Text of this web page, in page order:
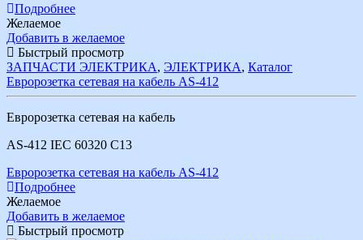
Подробнее
Желаемое
Добавить в желаемое
Быстрый просмотр
ЗАПЧАСТИ ЭЛЕКТРИКА, ЭЛЕКТРИКА, Каталог
Евророзетка сетевая на кабель AS-412
Евророзетка сетевая на кабель
AS-412 IEC 60320 C13
Евророзетка сетевая на кабель AS-412
Подробнее
Желаемое
Добавить в желаемое
Быстрый просмотр